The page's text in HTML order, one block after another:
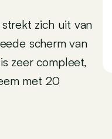
zich uit van
scherm van
zeer compleet,
met 20